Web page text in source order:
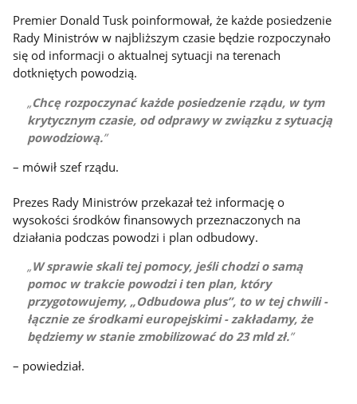
Premier Donald Tusk poinformował, że każde posiedzenie
Rady Ministrów w najbliższym czasie będzie rozpoczynało
się od informacji o aktualnej sytuacji na terenach
dotkniętych powodzią.
Chcę rozpoczynać każde posiedzenie rządu, w tym
krytycznym czasie, od odprawy w związku z sytuacją
powodziową.
– mówił szef rządu.
Prezes Rady Ministrów przekazał też informację o
wysokości środków finansowych przeznaczonych na
działania podczas powodzi i plan odbudowy.
W sprawie skali tej pomocy, jeśli chodzi o samą
pomoc w trakcie powodzi i ten plan, który
przygotowujemy, „Odbudowa plus”, to w tej chwili -
łącznie ze środkami europejskimi - zakładamy, że
będziemy w stanie zmobilizować do 23 mld zł.
– powiedział.